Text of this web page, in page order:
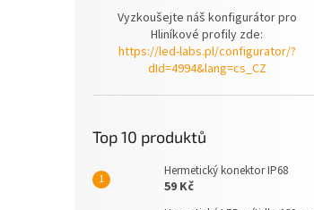
Vyzkoušejte náš konfigurátor pro
Hliníkové profily zde:
https://led-labs.pl/configurator/?
dId=4994&lang=cs_CZ
Top 10 produktů
Hermetický konektor IP68
59 Kč